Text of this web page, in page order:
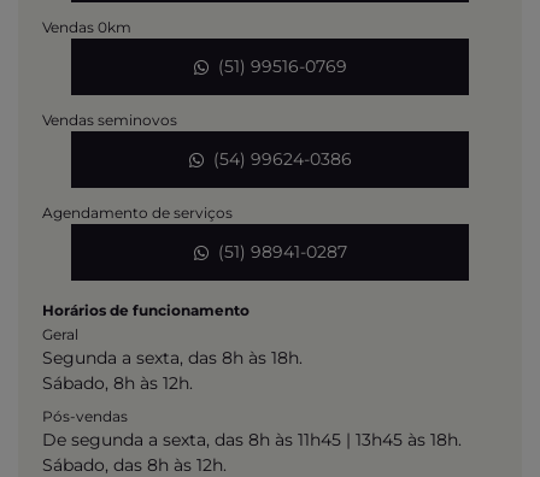
Vendas 0km
(51) 99516-0769
Vendas seminovos
(54) 99624-0386
Agendamento de serviços
(51) 98941-0287
Horários de funcionamento
Geral
Segunda a sexta, das 8h às 18h.
Sábado, 8h às 12h.
Pós-vendas
De segunda a sexta, das 8h às 11h45 | 13h45 às 18h.
Sábado, das 8h às 12h.